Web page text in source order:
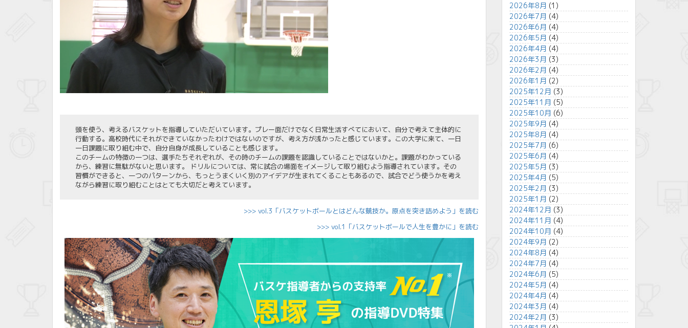
頭を使う、考えるバスケットを指導していただいています。プレー面だけでなく日常生活すべてにおいて、自分で考えて主体的に
行動する。高校時代にそれができていなかったわけではないのですが、考え方が浅かったと感じています。この大学に来て、一日
一日課題に取り組む中で、自分自身が成長していることも感じます。
このチームの特徴の一つは、選手たちそれぞれが、その時のチームの課題を認識していることではないかと。課題がわかっている
から、練習に無駄がないと思います。 ドリルについては、常に試合の場面をイメージして取り組むよう指導されています。その
習慣ができると、一つのパターンから、もっとうまくいく別のアイデアが生まれてくることもあるので、試合でどう使うかを考え
ながら練習に取り組むことはとても大切だと考えています。
>>> vol.3「バスケットボールとはどんな競技か。原点を突き詰めよう」を読む
>>> vol.1「バスケットボールで人生を豊かに」を読む
2026年8月 (1)
2026年7月 (4)
2026年6月 (4)
2026年5月 (4)
2026年4月 (4)
2026年3月 (3)
2026年2月 (4)
2026年1月 (2)
2025年12月 (3)
2025年11月 (5)
2025年10月 (6)
2025年9月 (4)
2025年8月 (4)
2025年7月 (6)
2025年6月 (4)
2025年5月 (3)
2025年4月 (5)
2025年2月 (3)
2025年1月 (2)
2024年12月 (3)
2024年11月 (4)
2024年10月 (4)
2024年9月 (2)
2024年8月 (4)
2024年7月 (4)
2024年6月 (5)
2024年5月 (4)
2024年4月 (4)
2024年3月 (4)
2024年2月 (3)